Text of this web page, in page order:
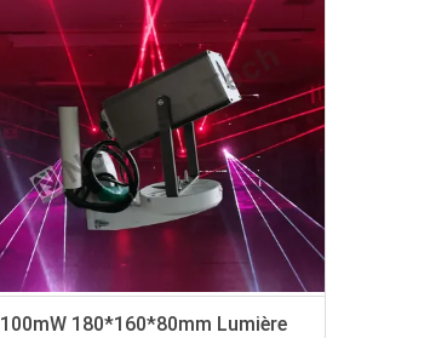
100mW 180*160*80mm Lumière